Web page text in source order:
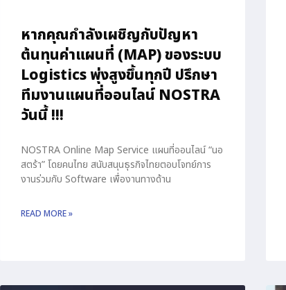
หากคุณกำลังเผชิญกับปัญหา
ต้นทุนค่าแผนที่ (MAP) ของระบบ
Logistics พุ่งสูงขึ้นทุกปี ปรึกษา
ทีมงานแผนที่ออนไลน์ NOSTRA
วันนี้ !!!
NOSTRA Online Map Service แผนที่ออนไลน์ “นอ
สตร้า” โดยคนไทย สนับสนุนธุรกิจไทยตอบโจทย์การ
งานร่วมกับ Software เพื่องานทางด้าน
READ MORE »